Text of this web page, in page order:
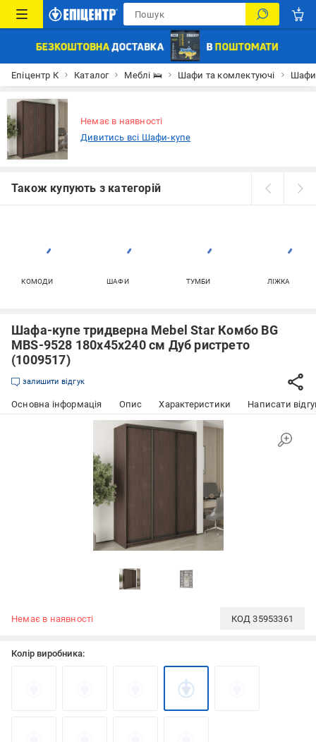
Епіцентр К Каталог Меблі 🛌 Шафи та комлектуючі
Немає в наявності
Дивитись всі Шафи-купе
Також купують з категорій
КОМОДИ ШАФИ ТУМБИ ЛІЖКА
Шафа-купе тридверна Mebel Star Комбо BG
MBS-9528 180х45х240 см Дуб ристрето
(1009517)
залишити відгук
Основна інформація Опис Характеристики Написати
Немає в наявності КОД35953361
Колір виробника: